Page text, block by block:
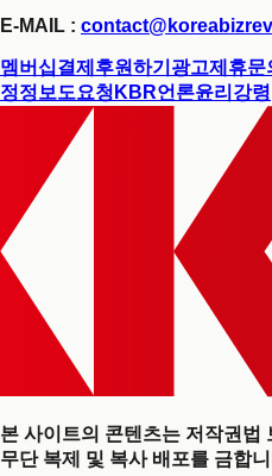
E-MAIL :
멤버십결제 후원하기 광고제휴문
정정보도요청 KBR언론윤리강령
본 사이트의 콘텐츠는 저작권법
무단 복제 및 복사 배포를 금합